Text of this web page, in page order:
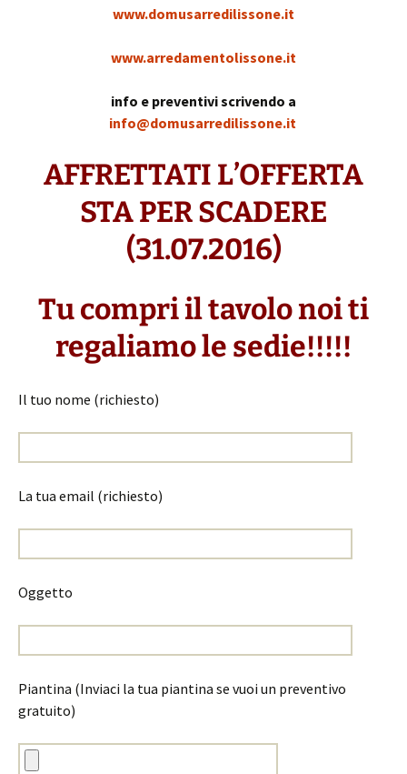
www.domusarredilissone.it
www.arredamentolissone.it
info e preventivi scrivendo a
info@domusarredilissone.it
AFFRETTATI L’OFFERTA
STA PER SCADERE
(31.07.2016)
Tu compri il tavolo noi ti
regaliamo le sedie!!!!!
Il tuo nome (richiesto)
La tua email (richiesto)
Oggetto
Piantina (Inviaci la tua piantina se vuoi un preventivo
gratuito)